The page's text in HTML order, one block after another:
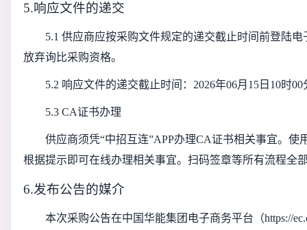
5.响应文件的递交
5.1 供应商应按采购文件规定的递交截止时间前登陆
放弃询比采购资格。
5.2 响应文件的递交截止时间：2026年06月15日10时
5.3 CA证书办理
供应商须凭“中招互连”APP办理CA证书相关事宜。使
根据提示即可在线办理相关事宜。扫码签章等所有流程全
6.发布公告的媒介
本次采购公告在中国华能集团电子商务平台（https://